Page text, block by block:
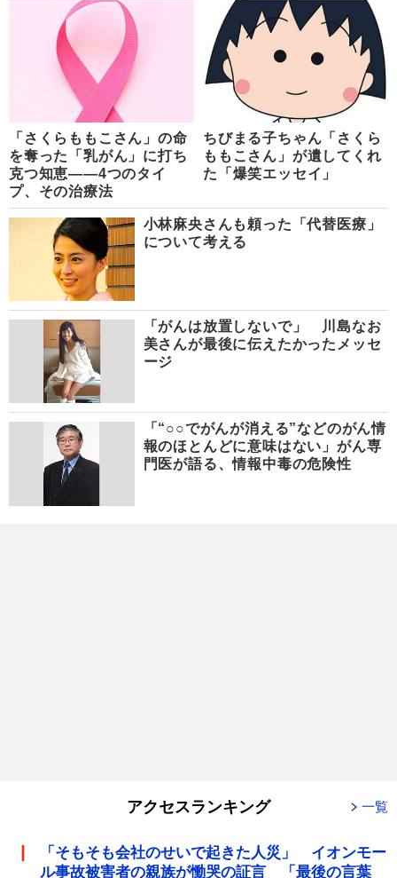
「さくらももこさん」の命
を奪った「乳がん」に打ち
克つ知恵――4つのタイ
プ、その治療法
ちびまる子ちゃん「さくら
ももこさん」が遺してくれ
た「爆笑エッセイ」
小林麻央さんも頼った「代替医療」
について考える
「がんは放置しないで」 川島なお
美さんが最後に伝えたかったメッセ
ージ
「“○○でがんが消える”などのがん情
報のほとんどに意味はない」がん専
門医が語る、情報中毒の危険性
アクセスランキング 一覧
「そもそも会社のせいで起きた人災」 イオンモー
ル事故被害者の親族が慟哭の証言 「最後の言葉